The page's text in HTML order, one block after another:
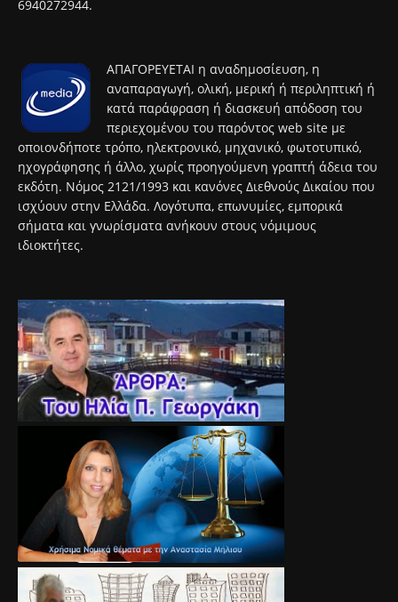
6940272944.
ΑΠΑΓΟΡΕΥΕΤΑΙ η αναδημοσίευση, η
αναπαραγωγή, ολική, μερική ή περιληπτική ή
κατά παράφραση ή διασκευή απόδοση του
περιεχομένου του παρόντος web site με
οποιονδήποτε τρόπο, ηλεκτρονικό, μηχανικό, φωτοτυπικό,
ηχογράφησης ή άλλο, χωρίς προηγούμενη γραπτή άδεια του
εκδότη. Νόμος 2121/1993 και κανόνες Διεθνούς Δικαίου που
ισχύουν στην Ελλάδα. Λογότυπα, επωνυμίες, εμπορικά
σήματα και γνωρίσματα ανήκουν στους νόμιμους
ιδιοκτήτες.